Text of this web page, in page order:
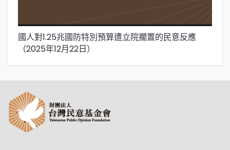
國人對1.25兆國防特別預算遭立院擱置的民意反應
（2025年12月22日）